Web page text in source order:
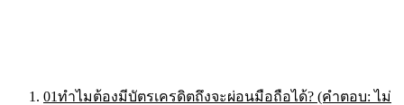
01ทำไมต้องมีบัตรเครดิตถึงจะผ่อนมือถือได้? (คำตอบ: ไม่